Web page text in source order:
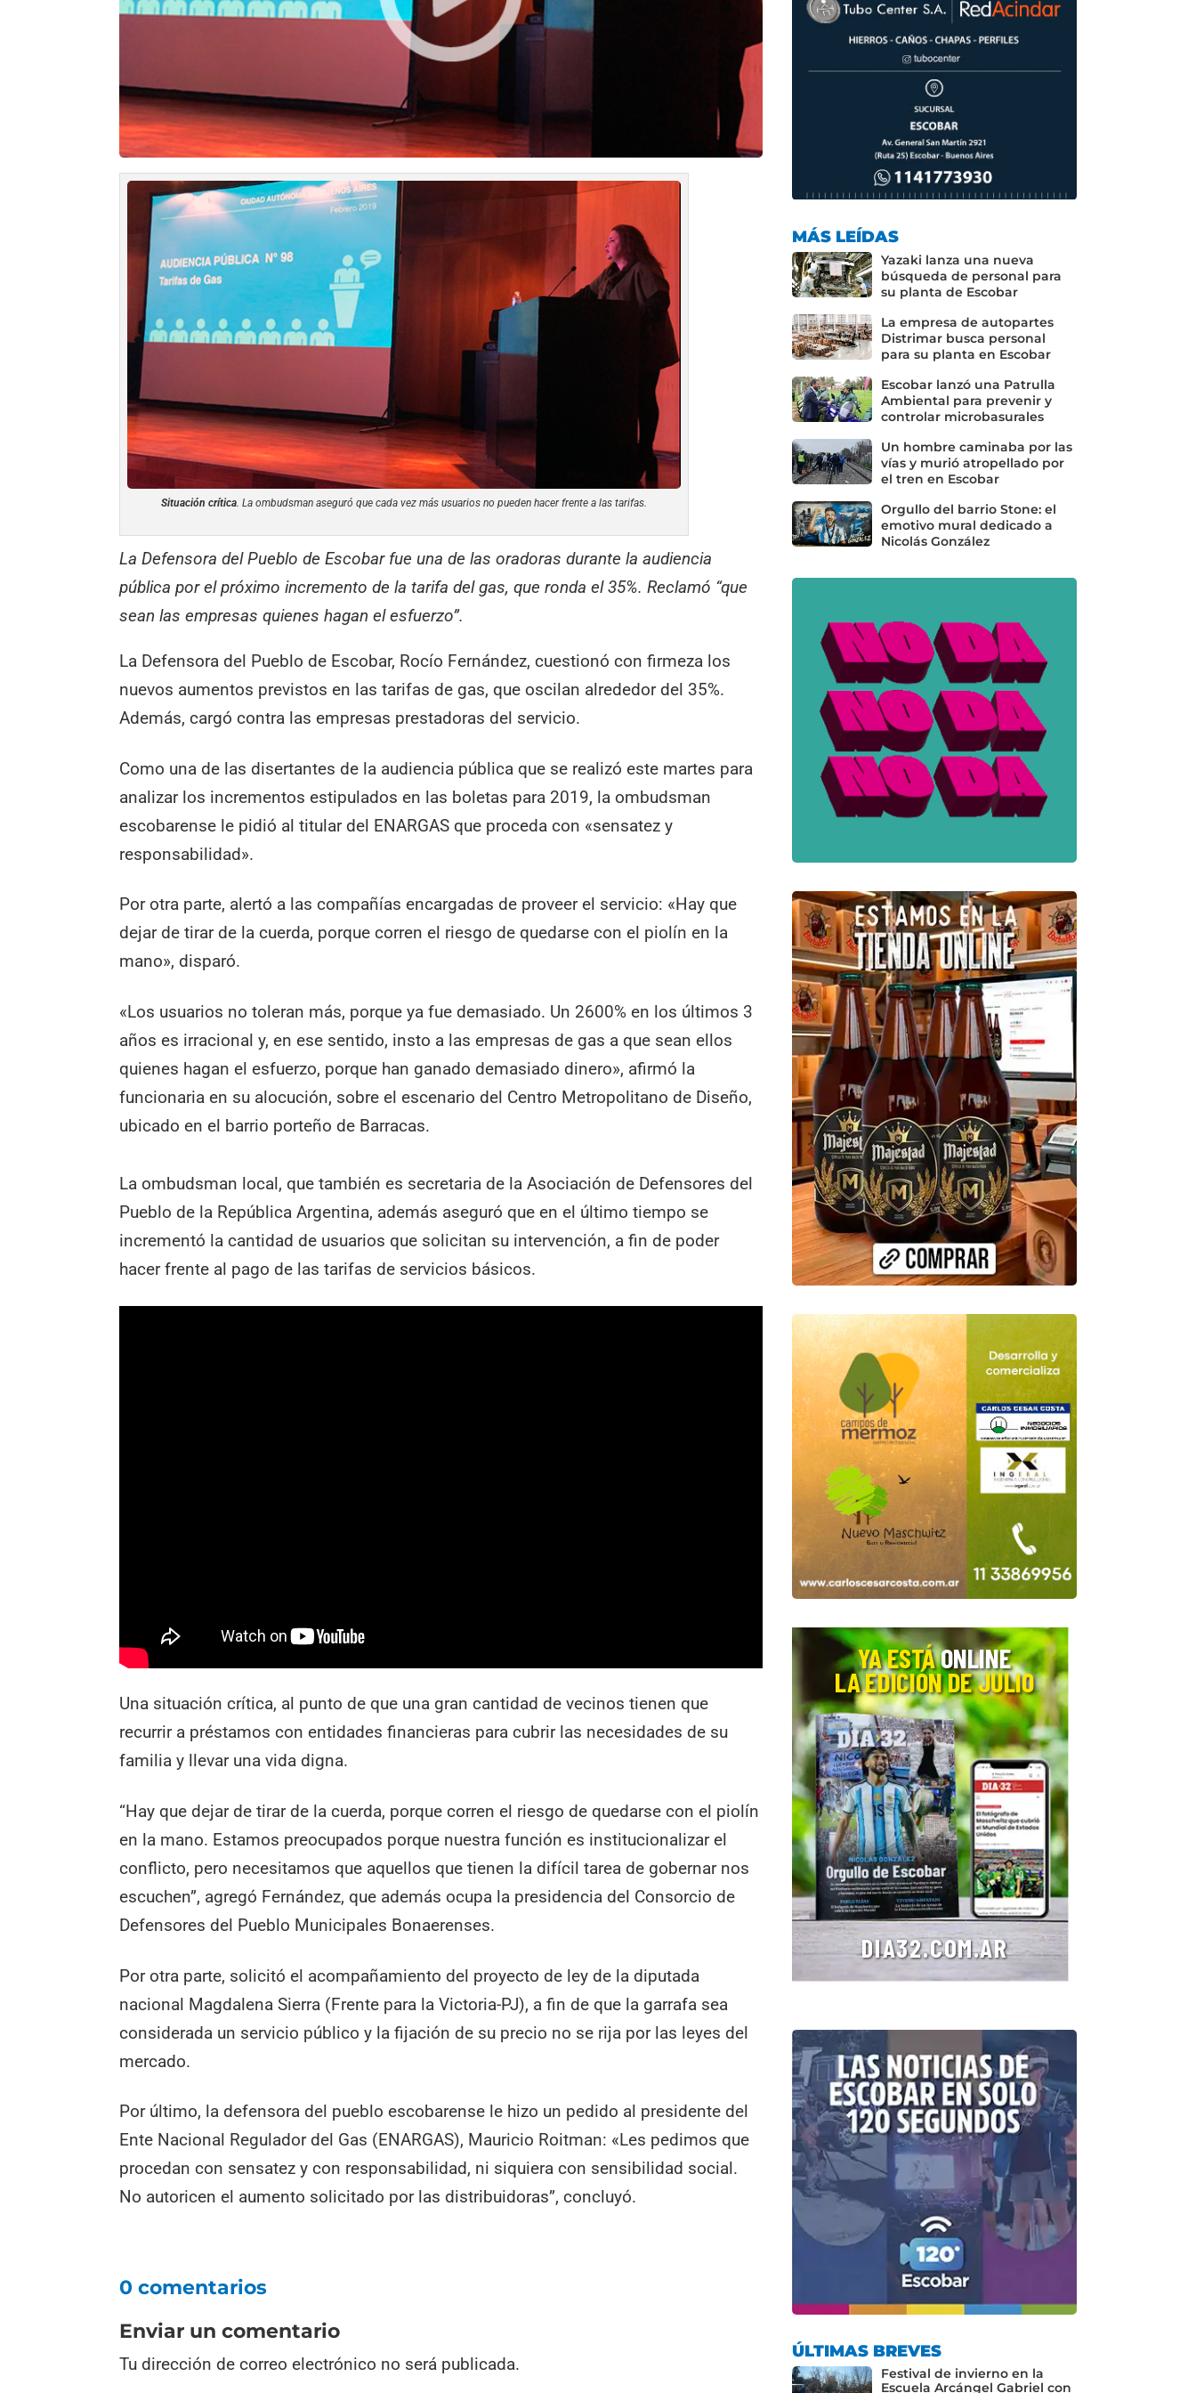
Situación crítica. La ombudsman aseguró que cada vez más usuarios no pueden hacer frente a las tarifas.
La Defensora del Pueblo de Escobar fue una de las oradoras durante la audiencia
pública por el próximo incremento de la tarifa del gas, que ronda el 35%. Reclamó “que
sean las empresas quienes hagan el esfuerzo”.
La Defensora del Pueblo de Escobar, Rocío Fernández, cuestionó con firmeza los
nuevos aumentos previstos en las tarifas de gas, que oscilan alrededor del 35%.
Además, cargó contra las empresas prestadoras del servicio.
Como una de las disertantes de la audiencia pública que se realizó este martes para
analizar los incrementos estipulados en las boletas para 2019, la ombudsman
escobarense le pidió al titular del ENARGAS que proceda con «sensatez y
responsabilidad».
Por otra parte, alertó a las compañías encargadas de proveer el servicio: «Hay que
dejar de tirar de la cuerda, porque corren el riesgo de quedarse con el piolín en la
mano», disparó.
«Los usuarios no toleran más, porque ya fue demasiado. Un 2600% en los últimos 3
años es irracional y, en ese sentido, insto a las empresas de gas a que sean ellos
quienes hagan el esfuerzo, porque han ganado demasiado dinero», afirmó la
funcionaria en su alocución, sobre el escenario del Centro Metropolitano de Diseño,
ubicado en el barrio porteño de Barracas.
La ombudsman local, que también es secretaria de la Asociación de Defensores del
Pueblo de la República Argentina, además aseguró que en el último tiempo se
incrementó la cantidad de usuarios que solicitan su intervención, a fin de poder
hacer frente al pago de las tarifas de servicios básicos.
Una situación crítica, al punto de que una gran cantidad de vecinos tienen que
recurrir a préstamos con entidades financieras para cubrir las necesidades de su
familia y llevar una vida digna.
“Hay que dejar de tirar de la cuerda, porque corren el riesgo de quedarse con el piolín
en la mano. Estamos preocupados porque nuestra función es institucionalizar el
conflicto, pero necesitamos que aquellos que tienen la difícil tarea de gobernar nos
escuchen”, agregó Fernández, que además ocupa la presidencia del Consorcio de
Defensores del Pueblo Municipales Bonaerenses.
Por otra parte, solicitó el acompañamiento del proyecto de ley de la diputada
nacional Magdalena Sierra (Frente para la Victoria-PJ), a fin de que la garrafa sea
considerada un servicio público y la fijación de su precio no se rija por las leyes del
mercado.
Por último, la defensora del pueblo escobarense le hizo un pedido al presidente del
Ente Nacional Regulador del Gas (ENARGAS), Mauricio Roitman: «Les pedimos que
procedan con sensatez y con responsabilidad, ni siquiera con sensibilidad social.
No autoricen el aumento solicitado por las distribuidoras”, concluyó.
0 comentarios
Enviar un comentario
Tu dirección de correo electrónico no será publicada.
MÁS LEÍDAS
Yazaki lanza una nueva
búsqueda de personal para
su planta de Escobar
La empresa de autopartes
Distrimar busca personal
para su planta en Escobar
Escobar lanzó una Patrulla
Ambiental para prevenir y
controlar microbasurales
Un hombre caminaba por las
vías y murió atropellado por
el tren en Escobar
Orgullo del barrio Stone: el
emotivo mural dedicado a
Nicolás González
ÚLTIMAS BREVES
Festival de invierno en la
Escuela Arcángel Gabriel con